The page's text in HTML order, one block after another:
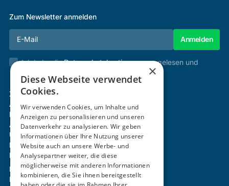
Zum Newsletter anmelden
Ich habe dieDatenschutzbestimmungengelesen und
Zertifizierung & Verifikation
Akademie
Mitgliedschaft
Aktivitäten
Über uns
Login
Kontakt
Impressum
Datenschutz
×
Diese Webseite verwendet
Cookies.
Wir verwenden Cookies, um Inhalte und
Anzeigen zu personalisieren und unseren
Datenverkehr zu analysieren. Wir geben
Informationen über Ihre Nutzung unserer
Website auch an unsere Werbe- und
Analysepartner weiter, die diese
möglicherweise mit anderen Informationen
kombinieren, die Sie ihnen bereitgestellt